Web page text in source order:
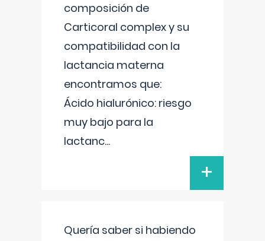
composición de
Carticoral complex y su
compatibilidad con la
lactancia materna
encontramos que:
Ácido hialurónico: riesgo
muy bajo para la
lactanc...
+
Quería saber si habiendo